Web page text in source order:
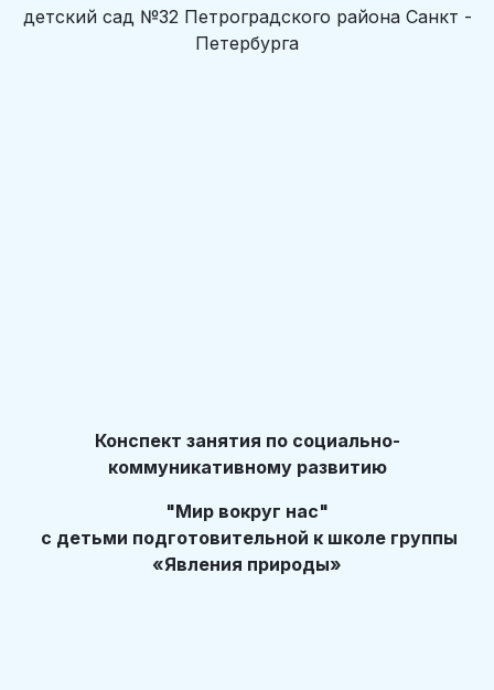
детский сад №32 Петроградского района Санкт -
Петербурга
Конспект занятия по социально-
коммуникативному развитию
"Мир вокруг нас"
с детьми подготовительной к школе группы
«Явления природы»